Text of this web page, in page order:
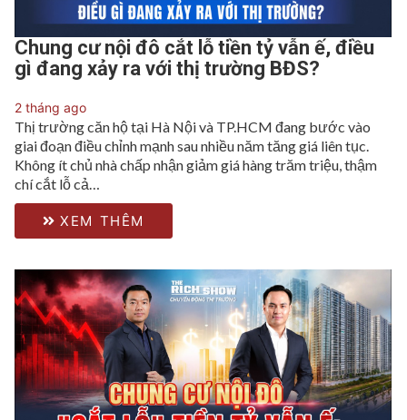
Chung cư nội đô cắt lỗ tiền tỷ vẫn ế, điều
gì đang xảy ra với thị trường BĐS?
2 tháng ago
Thị trường căn hộ tại Hà Nội và TP.HCM đang bước vào
giai đoạn điều chỉnh mạnh sau nhiều năm tăng giá liên tục.
Không ít chủ nhà chấp nhận giảm giá hàng trăm triệu, thậm
chí cắt lỗ cả…
XEM THÊM